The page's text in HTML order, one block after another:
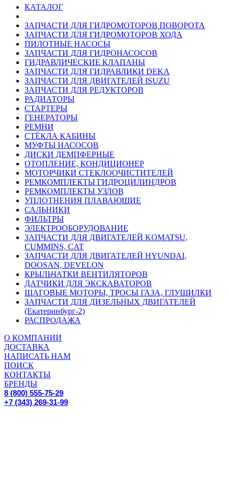
КАТАЛОГ
ЗАПЧАСТИ ДЛЯ ГИДРОМОТОРОВ ПОВОРОТА
ЗАПЧАСТИ ДЛЯ ГИДРОМОТОРОВ ХОДА
ПИЛОТНЫЕ НАСОСЫ
ЗАПЧАСТИ ДЛЯ ГИДРОНАСОСОВ
ГИДРАВЛИЧЕСКИЕ КЛАПАНЫ
ЗАПЧАСТИ ДЛЯ ГИДРАВЛИКИ DEKA
ЗАПЧАСТИ ДЛЯ ДВИГАТЕЛЕЙ ISUZU
ЗАПЧАСТИ ДЛЯ РЕДУКТОРОВ
РАДИАТОРЫ
СТАРТЕРЫ
ГЕНЕРАТОРЫ
РЕМНИ
СТЁКЛА КАБИНЫ
МУФТЫ НАСОСОВ
ДИСКИ ДЕМПФЕРНЫЕ
ОТОПЛЕНИЕ, КОНДИЦИОНЕР
МОТОРЧИКИ СТЕКЛООЧИСТИТЕЛЕЙ
РЕМКОМПЛЕКТЫ ГИДРОЦИЛИНДРОВ
РЕМКОМПЛЕКТЫ УЗЛОВ
УПЛОТНЕНИЯ ПЛАВАЮЩИЕ
САЛЬНИКИ
ФИЛЬТРЫ
ЭЛЕКТРООБОРУДОВАНИЕ
ЗАПЧАСТИ ДЛЯ ДВИГАТЕЛЕЙ KOMATSU,
CUMMINS, CAT
ЗАПЧАСТИ ДЛЯ ДВИГАТЕЛЕЙ HYUNDAI,
DOOSAN, DEVELON
КРЫЛЬЧАТКИ ВЕНТИЛЯТОРОВ
ДАТЧИКИ ДЛЯ ЭКСКАВАТОРОВ
ШАГОВЫЕ МОТОРЫ, ТРОСЫ ГАЗА, ГЛУШИЛКИ
ЗАПЧАСТИ ДЛЯ ДИЗЕЛЬНЫХ ДВИГАТЕЛЕЙ
(Екатеринбург-2)
РАСПРОДАЖА
О КОМПАНИИ
ДОСТАВКА
НАПИСАТЬ НАМ
ПОИСК
КОНТАКТЫ
БРЕНДЫ
8 (800) 555-75-29
+7 (343) 269-31-99